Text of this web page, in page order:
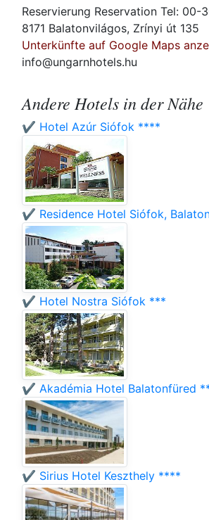
Reservierung Reservation Tel: 00-
8171 Balatonvilágos, Zrínyi út 135
Unterkünfte auf Google Maps
info@ungarnhotels.hu
Andere Hotels in der Nähe
✔️ Hotel Azúr Siófok ****
✔️ Residence Hotel Siófok,
✔️ Hotel Nostra Siófok ***
✔️ Akadémia Hotel Balatonfüred
✔️ Sirius Hotel Keszthely ****